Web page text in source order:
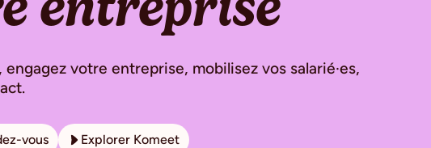
votre entreprise, mobilisez vos salarié·es,
vous Explorer Komeet